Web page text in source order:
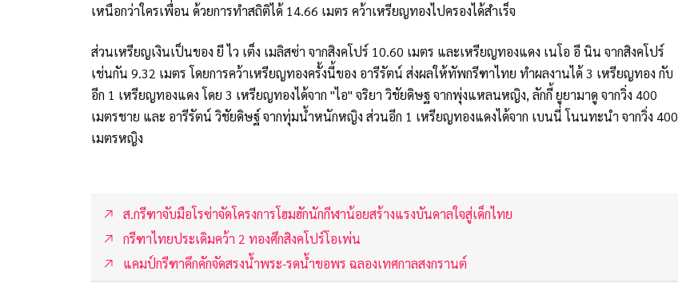
เหนือกว่าใครเพื่อน ด้วยการทำสถิติได้ 14.66 เมตร คว้าเหรียญทองไปครองได้สำเร็จ
ส่วนเหรียญเงินเป็นของ ยี ไว เต็ง เมลิสซ่า จากสิงคโปร์ 10.60 เมตร และเหรียญทองแดง เนโอ อี นิน จากสิงคโปร์
เช่นกัน 9.32 เมตร โดยการคว้าเหรียญทองครั้งนี้ของ อารีรัตน์ ส่งผลให้ทัพกรีฑาไทย ทำผลงานได้ 3 เหรียญทอง กับ
อีก 1 เหรียญทองแดง โดย 3 เหรียญทองได้จาก "ไอ" จริยา วิชัยดิษฐ จากพุ่งแหลนหญิง, ลักกี้ ยูยามาดู จากวิ่ง 400
เมตรชาย และ อารีรัตน์ วิชัยดิษฐ์ จากทุ่มน้ำหนักหญิง ส่วนอีก 1 เหรียญทองแดงได้จาก เบนนี่ โนนทะนำ จากวิ่ง 400
เมตรหญิง
ส.กรีฑาจับมือโรซ่าจัดโครงการโฮมฮักนักกีฬาน้อยสร้างแรงบันดาลใจสู่เด็กไทย
กรีฑาไทยประเดิมคว้า 2 ทองศึกสิงคโปร์โอเพ่น
แคมป์กรีฑาคึกคักจัดสรงน้ำพระ-รดน้ำขอพร ฉลองเทศกาลสงกรานต์